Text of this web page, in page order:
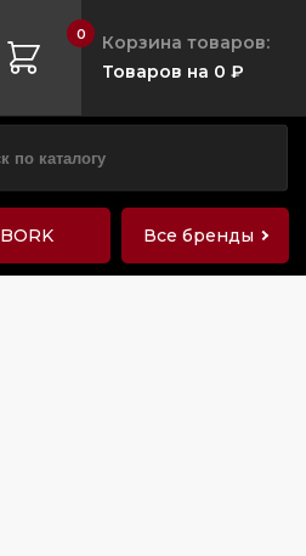
0
Корзина товаров:
Товаров на 0 ₽
BORK Все бренды